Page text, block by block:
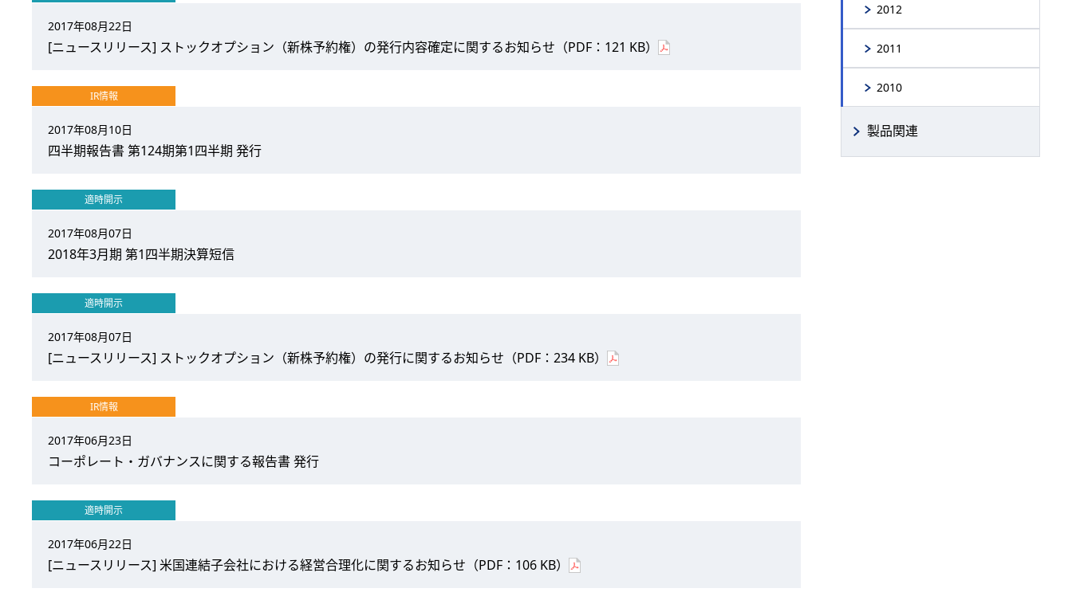
2017年08月22日
[ニュースリリース] ストックオプション（新株予約権）の発行内容確定に関するお知らせ（PDF：121 KB）
IR情報
2017年08月10日
四半期報告書 第124期第1四半期 発行
適時開示
2017年08月07日
2018年3月期 第1四半期決算短信
適時開示
2017年08月07日
[ニュースリリース] ストックオプション（新株予約権）の発行に関するお知らせ（PDF：234 KB）
IR情報
2017年06月23日
コーポレート・ガバナンスに関する報告書 発行
適時開示
2017年06月22日
[ニュースリリース] 米国連結子会社における経営合理化に関するお知らせ（PDF：106 KB）
2012
2011
2010
製品関連